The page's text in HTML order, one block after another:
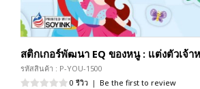
สติกเกอร์พัฒนา EQ ของหนู : แต่งตัวเจ้า
รหัสสินค้า : P-YOU-1500
0 รีวิว | Be the first to review